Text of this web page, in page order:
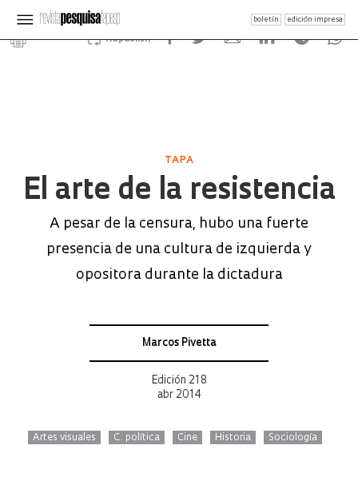
boletín edición impresa
Republish
TAPA
El arte de la resistencia
A pesar de la censura, hubo una fuerte
presencia de una cultura de izquierda y
opositora durante la dictadura
Marcos Pivetta
Edición 218
abr 2014
Artes visuales C. política Cine Historia Sociología